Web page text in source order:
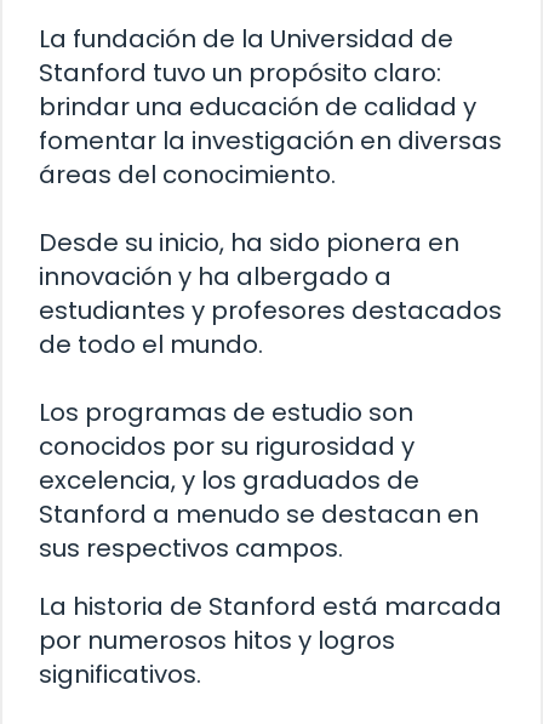
La fundación de la Universidad de
Stanford tuvo un propósito claro:
brindar una educación de calidad y
fomentar la investigación en diversas
áreas del conocimiento.
Desde su inicio, ha sido pionera en
innovación y ha albergado a
estudiantes y profesores destacados
de todo el mundo.
Los programas de estudio son
conocidos por su rigurosidad y
excelencia, y los graduados de
Stanford a menudo se destacan en
sus respectivos campos.
La historia de Stanford está marcada
por numerosos hitos y logros
significativos.